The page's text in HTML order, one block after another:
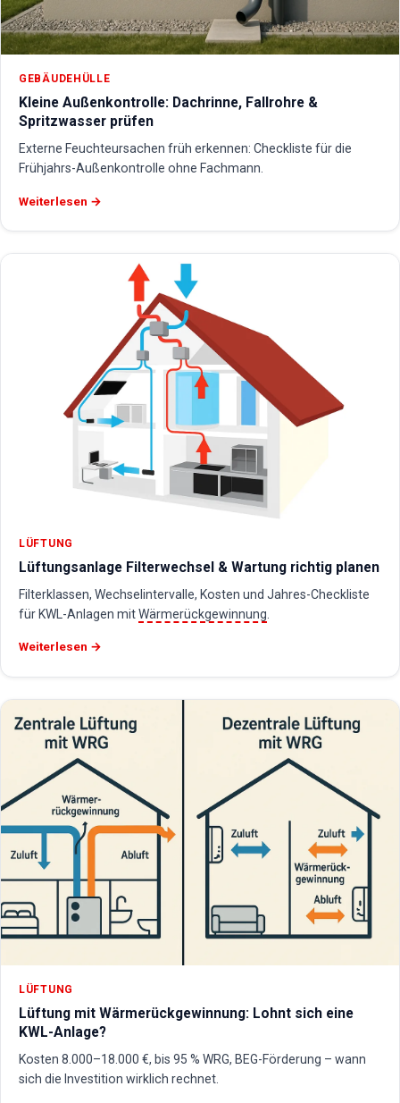
GEBÄUDEHÜLLE
Kleine Außenkontrolle: Dachrinne, Fallrohre &
Spritzwasser prüfen
Externe Feuchteursachen früh erkennen: Checkliste für die
Frühjahrs-Außenkontrolle ohne Fachmann.
Weiterlesen →
LÜFTUNG
Lüftungsanlage Filterwechsel & Wartung richtig planen
Filterklassen, Wechselintervalle, Kosten und Jahres-Checkliste
für KWL-Anlagen mitWärmerückgewinnung
Weiterlesen →
LÜFTUNG
Lüftung mit Wärmerückgewinnung: Lohnt sich eine
KWL-Anlage?
Kosten 8.000–18.000 €, bis 95 % WRG, BEG-Förderung – wann
sich die Investition wirklich rechnet.